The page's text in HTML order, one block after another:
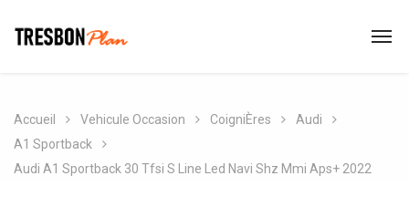
Accueil Vehicule Occasion CoigniÈres
Audi
A1 Sportback
Audi A1 Sportback 30 Tfsi S Line Led Navi Shz Mmi Aps+ 2022